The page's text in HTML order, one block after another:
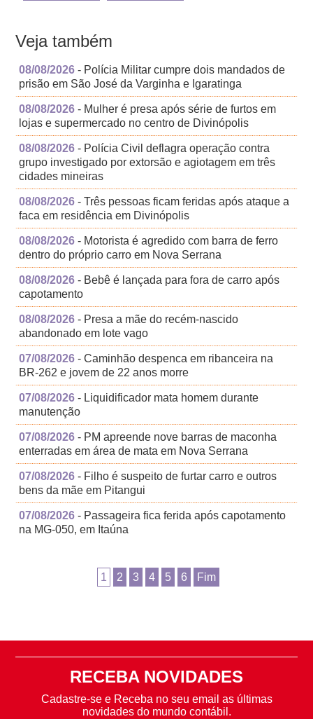
Veja também
08/08/2026 - Polícia Militar cumpre dois mandados de
prisão em São José da Varginha e Igaratinga
08/08/2026 - Mulher é presa após série de furtos em
lojas e supermercado no centro de Divinópolis
08/08/2026 - Polícia Civil deflagra operação contra
grupo investigado por extorsão e agiotagem em três
cidades mineiras
08/08/2026 - Três pessoas ficam feridas após ataque a
faca em residência em Divinópolis
08/08/2026 - Motorista é agredido com barra de ferro
dentro do próprio carro em Nova Serrana
08/08/2026 - Bebê é lançada para fora de carro após
capotamento
08/08/2026 - Presa a mãe do recém-nascido
abandonado em lote vago
07/08/2026 - Caminhão despenca em ribanceira na
BR-262 e jovem de 22 anos morre
07/08/2026 - Liquidificador mata homem durante
manutenção
07/08/2026 - PM apreende nove barras de maconha
enterradas em área de mata em Nova Serrana
07/08/2026 - Filho é suspeito de furtar carro e outros
bens da mãe em Pitangui
07/08/2026 - Passageira fica ferida após capotamento
na MG-050, em Itaúna
1 2 3 4 5 6 Fim
RECEBA NOVIDADES
Cadastre-se e Receba no seu email as últimas
novidades do mundo contábil.